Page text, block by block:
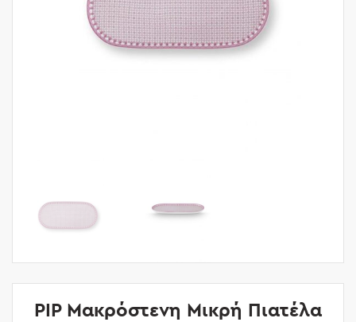
PIP Μακρόστενη Μικρή Πιατέλα